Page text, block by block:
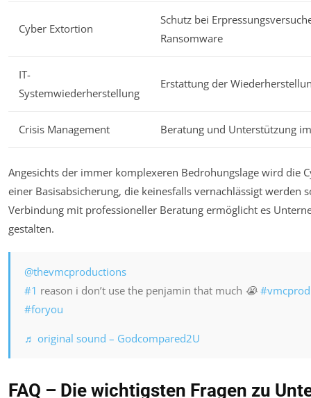
Cyber Extortion
Schutz bei
Ransomware
IT-
Systemwiederherstellung
Erstattung der
Crisis Management Beratung und Unterstützung
Angesichts der immer komplexeren Bedrohungslage wird die
einer Basisabsicherung, die keinesfalls vernachlässigt werden
Verbindung mit professioneller Beratung ermöglicht es
gestalten.
@thevmcproductions
#1 reason i don’t use the penjamin that much 😭
#foryou
♬ original sound – Godcompared2U
FAQ – Die wichtigsten Fragen zu